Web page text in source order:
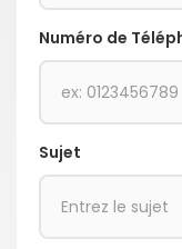
Numéro de
Sujet